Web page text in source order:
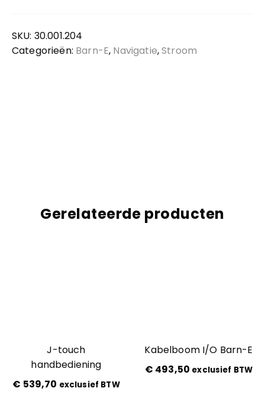
aantal
SKU: 30.001.204
Categorieën: Barn-E, Navigatie,Stroom
Gerelateerde producten
J-touch
handbediening
€ 539,70 exclusief BTW
Kabelboom I/O Barn-E
€ 493,50 exclusief BTW